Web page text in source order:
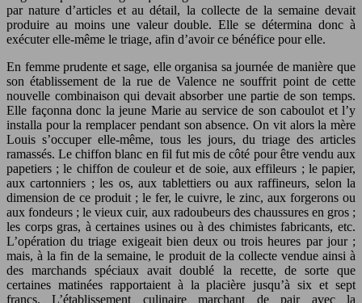
par nature d’articles et au détail, la collecte de la semaine devait
produire au moins une valeur double. Elle se détermina donc à
exécuter elle-même le triage, afin d’avoir ce bénéfice pour elle.
En femme prudente et sage, elle organisa sa journée de manière que
son établissement de la rue de Valence ne souffrit point de cette
nouvelle combinaison qui devait absorber une partie de son temps.
Elle façonna donc la jeune Marie au service de son caboulot et l’y
installa pour la remplacer pendant son absence. On vit alors la mère
Louis s’occuper elle-même, tous les jours, du triage des articles
ramassés. Le chiffon blanc en fil fut mis de côté pour être vendu aux
papetiers ; le chiffon de couleur et de soie, aux effileurs ; le papier,
aux cartonniers ; les os, aux tablettiers ou aux raffineurs, selon la
dimension de ce produit ; le fer, le cuivre, le zinc, aux forgerons ou
aux fondeurs ; le vieux cuir, aux radoubeurs des chaussures en gros ;
les corps gras, à certaines usines ou à des chimistes fabricants, etc.
L’opération du triage exigeait bien deux ou trois heures par jour ;
mais, à la fin de la semaine, le produit de la collecte vendue ainsi à
des marchands spéciaux avait doublé la recette, de sorte que
certaines matinées rapportaient à la placière jusqu’à six et sept
francs. L’établissement culinaire marchant de pair avec la